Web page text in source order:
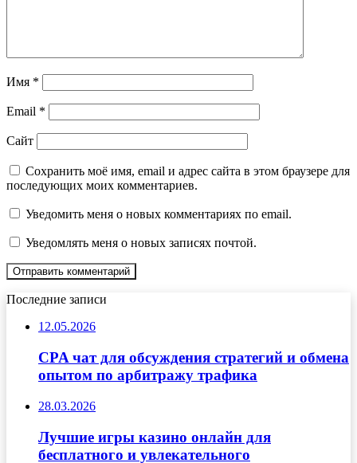
Имя *
Email *
Сайт
Сохранить моё имя, email и адрес сайта в этом браузере для
последующих моих комментариев.
Уведомить меня о новых комментариях по email.
Уведомлять меня о новых записях почтой.
Последние записи
12.05.2026
CPA чат для обсуждения стратегий и обмена
опытом по арбитражу трафика
28.03.2026
Лучшие игры казино онлайн для
бесплатного и увлекательного